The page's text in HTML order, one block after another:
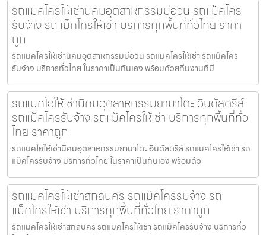
รถแมคโครให้เช่านิคมอุตสาหกรรมบ่อวิน รถแม็คโคร
รับจ้าง รถแม็คโครให้เช่า บริการทุกพื้นที่ทั่วไทย ราคา
ถูก
รถแมคโครให้เช่านิคมอุตสาหกรรมบ่อวิน รถแมคโครให้เช่า รถแม็คโคร
รับจ้าง บริการทั่วไทย ในราคาเป็นกันเอง พร้อมด้วยทีมงานที่มี
รถแบคโฮให้เช่านิคมอุตสาหกรรมยามาโตะ อินดัสตรีส์
รถแม็คโครรับจ้าง รถแม็คโครให้เช่า บริการทุกพื้นที่ทั่ว
ไทย ราคาถูก
รถแบคโฮให้เช่านิคมอุตสาหกรรมยามาโตะ อินดัสตรีส์ รถแมคโครให้เช่า รถ
แม็คโครรับจ้าง บริการทั่วไทย ในราคาเป็นกันเอง พร้อมด้ว
รถแมคโครให้เช่าสกลนคร รถแม็คโครรับจ้าง รถ
แม็คโครให้เช่า บริการทุกพื้นที่ทั่วไทย ราคาถูก
รถแมคโครให้เช่าสกลนคร รถแมคโครให้เช่า รถแม็คโครรับจ้าง บริการทั่ว